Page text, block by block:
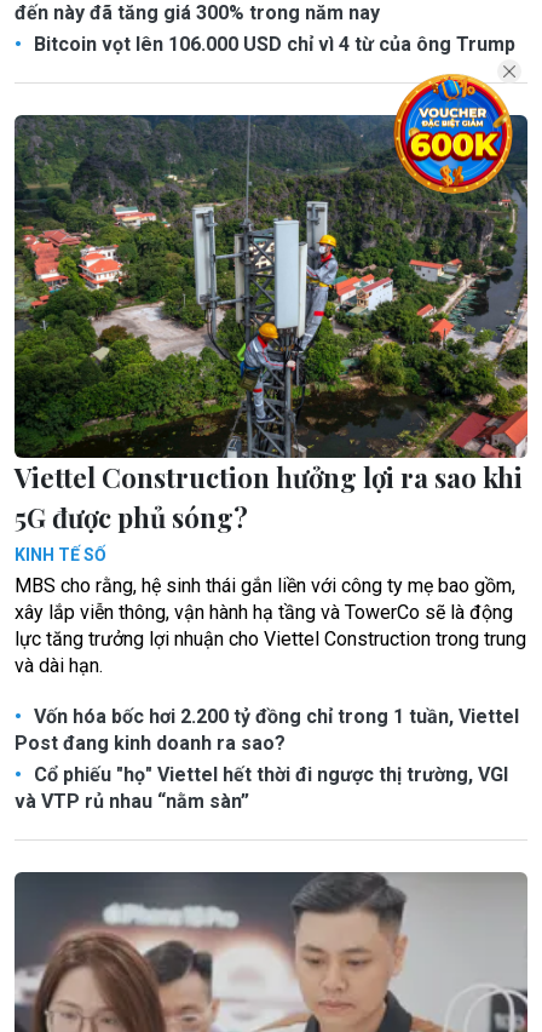
đến này đã tăng giá 300% trong năm nay
Bitcoin vọt lên 106.000 USD chỉ vì 4 từ của ông Trump
Viettel Construction hưởng lợi ra sao khi
5G được phủ sóng?
KINH TẾ SỐ
MBS cho rằng, hệ sinh thái gắn liền với công ty mẹ bao gồm,
xây lắp viễn thông, vận hành hạ tầng và TowerCo sẽ là động
lực tăng trưởng lợi nhuận cho Viettel Construction trong trung
và dài hạn.
Vốn hóa bốc hơi 2.200 tỷ đồng chỉ trong 1 tuần, Viettel
Post đang kinh doanh ra sao?
Cổ phiếu "họ" Viettel hết thời đi ngược thị trường, VGI
và VTP rủ nhau “nằm sàn”